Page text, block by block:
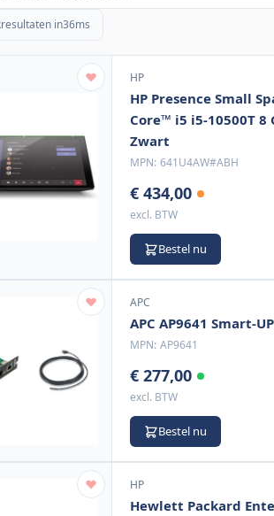
resultaten in36ms
HP
HP Presence Small
Core™ i5 i5-10500T 8
Zwart
MPN: 641U4AW#ABH
€ 434,00
excl. BTW
Bestel nu
APC
APC AP9641 Smart-
MPN: AP9641
€ 277,00
excl. BTW
Bestel nu
HP
Hewlett Packard